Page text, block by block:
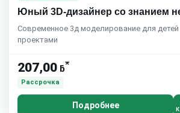
Юный 3D-дизайнер со знанием
Современное 3д моделирование для детей
проектами
207,00 ƃ*
Рассрочка
Подробнее